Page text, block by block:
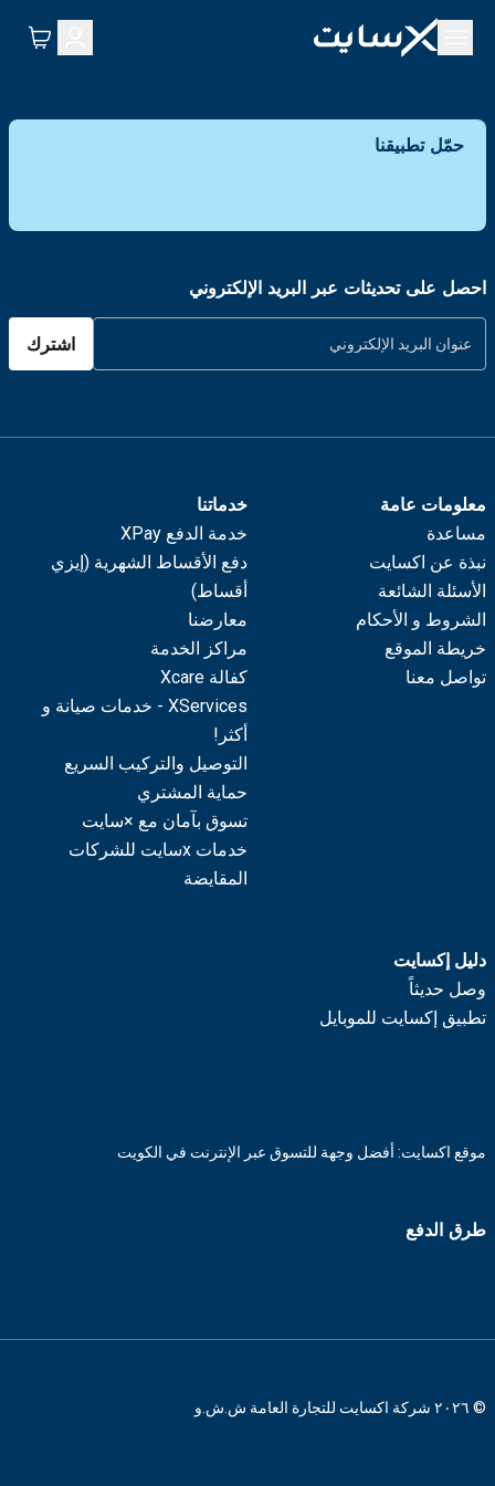
حمّل تطبيقنا
احصل على تحديثات عبر البريد الإلكتروني
اشترك
معلومات عامة
مساعدة
نبذة عن اكسايت
الأسئلة الشائعة
الشروط و الأحكام
خريطة الموقع
تواصل معنا
خدماتنا
خدمة الدفع XPay
دفع الأقساط الشهرية (إيزي
أقساط)
معارضنا
مراكز الخدمة
كفالة Xcare
XServices - خدمات صيانة و
أكثر!
التوصيل والتركيب السريع
حماية المشتري
تسوق بآمان مع ×سايت
خدمات xسايت للشركات
المقايضة
دليل إكسايت
وصل حديثاً
تطبيق إكسايت للموبايل
موقع اكسايت: أفضل وجهة للتسوق عبر الإنترنت في الكويت
طرق الدفع
© ٢٠٢٦ شركة اكسايت للتجارة العامة ش.ش.و